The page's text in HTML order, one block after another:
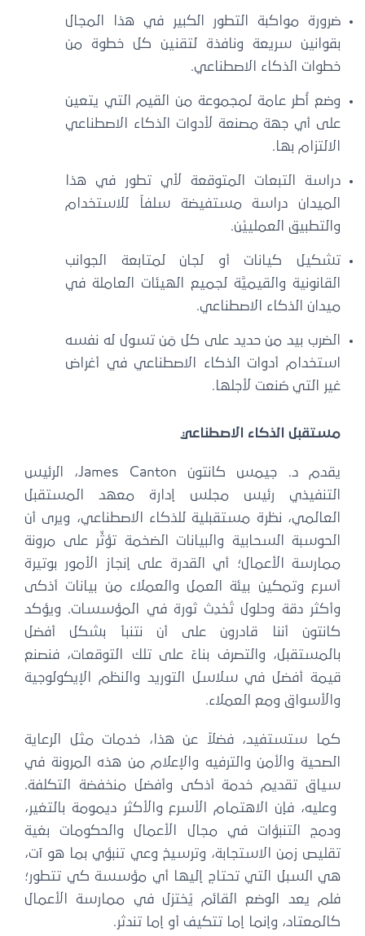
ضرورة مواكبة التطور الكبير في هذا المجال
بقوانين سريعة ونافذة لتقنين كل خطوة من
خطوات الذكاء الاصطناعي.
وضع أُطر عامة لمجموعة من القيم التي يتعين
على أي جهة مصنعة لأدوات الذكاء الاصطناعي
الالتزام بها.
دراسة التبعات المتوقعة لأي تطور في هذا
الميدان دراسة مستفيضة سلفاً للاستخدام
والتطبيق العملييْن.
تشكيل كيانات أو لجان لمتابعة الجوانب
القانونية والقيميَّة لجميع الهيئات العاملة في
ميدان الذكاء الاصطناعي.
الضرب بيد من حديد على كل مَن تسول له نفسه
استخدام أدوات الذكاء الاصطناعي في أغراض
غير التي صُنعت لأجلها.
مستقبل الذكاء الاصطناعي
يقدم د. جيمس كانتون James Canton، الرئيس
التنفيذي رئيس مجلس إدارة معهد المستقبل
العالمي، نظرة مستقبلية للذكاء الاصطناعي، ويرى أن
الحوسبة السحابية والبيانات الضخمة تؤثِّر على مرونة
ممارسة الأعمال؛ أي القدرة على إنجاز الأمور بوتيرة
أسرع وتمكين بيئة العمل والعملاء من بيانات أذكى
وأكثر دقة وحلول تُحْدِث ثورة في المؤسسات. ويؤكد
كانتون أننا قادرون على أن نتنبأ بشكل أفضل
بالمستقبل، والتصرف بناءً على تلك التوقعات، فنصنع
قيمة أفضل في سلاسل التوريد والنظم الإيكولوجية
والأسواق ومع العملاء.
كما ستستفيد، فضلاً عن هذا، خدمات مثل الرعاية
الصحية والأمن والترفيه والإعلام من هذه المرونة في
سياق تقديم خدمة أذكى وأفضل منخفضة التكلفة.
وعليه، فإن الاهتمام الأسرع والأكثر ديمومة بالتغير،
ودمج التنبؤات في مجال الأعمال والحكومات بغية
تقليص زمن الاستجابة، وترسيخ وعي تنبؤي بما هو آت،
هي السبل التي تحتاج إليها أي مؤسسة كي تتطور؛
فلم يعد الوضع القائم يُختزل في ممارسة الأعمال
كالمعتاد، وإنما إما تتكيف أو إما تندثر.